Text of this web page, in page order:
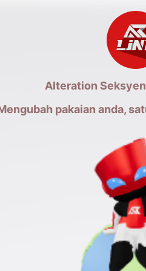
Alteration
pakaian anda,